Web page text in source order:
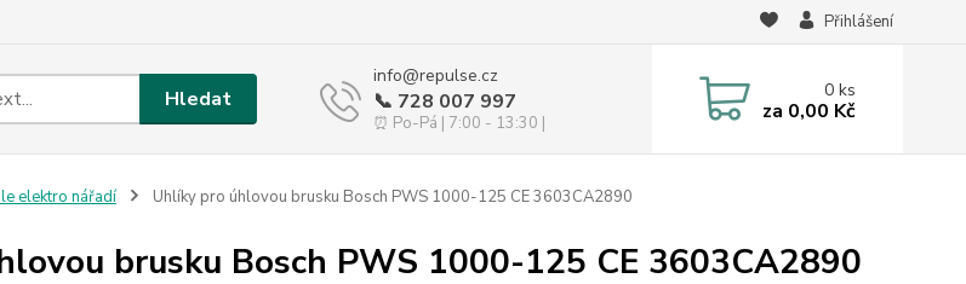
Přihlášení
Hledat
info@repulse.cz
📞 728 007 997
⏰ Po-Pá | 7:00 - 13:30 |
0ks
za 0,00 Kč
elektro nářadí Uhlíky pro úhlovou brusku Bosch PWS 1000-125 CE 3603CA2890
brusku Bosch PWS 1000-125 CE 3603CA2890